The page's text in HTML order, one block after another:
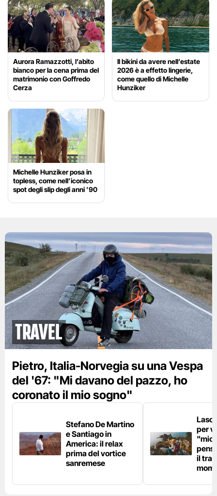
Aurora Ramazzotti, l’abito
bianco per la cena prima del
matrimonio con Goffredo
Cerza
Il bikini da avere nell’estate
2026 è a effetto lingerie,
come quello di Michelle
Hunziker
Michelle Hunziker posa in
topless, come nell’iconico
spot degli slip degli anni ’90
Travel
Pietro, Italia-Norvegia su una Vespa
del '67: "Mi davano del pazzo, ho
coronato il mio sogno"
Stefano De Martino
e Santiago in
America: il relax
prima del vortice
sanremese
per
il